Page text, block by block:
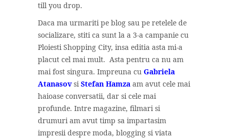
till you drop.
Daca ma urmariti pe blog sau pe retelele de
socializare, stiti ca sunt la a 3-a campanie cu
Ploiesti Shopping City, insa editia asta mi-a
placut cel mai mult. Asta pentru ca nu am
mai fost singura. Impreuna cu Gabriela
AtanasovsiStefan Hamza am avut cele mai
haioase conversatii, dar si cele mai
profunde. Intre magazine, filmari si
drumuri am avut timp sa impartasim
impresii despre moda, blogging si viata